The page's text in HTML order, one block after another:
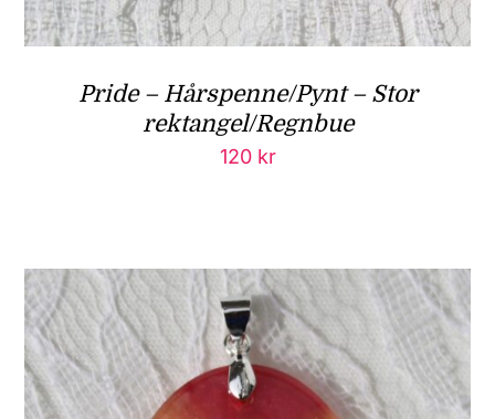
Pride – Hårspenne/Pynt – Stor
rektangel/Regnbue
120 kr